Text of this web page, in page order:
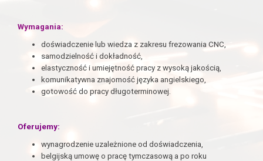
Wymagania:
doświadczenie lub wiedza z zakresu frezowania CNC,
samodzielność i dokładność,
elastyczność i umiejętność pracy z wysoką jakością,
komunikatywna znajomość języka angielskiego,
gotowość do pracy długoterminowej.
Oferujemy:
wynagrodzenie uzależnione od doświadczenia,
belgijską umowę o pracę tymczasową a po roku